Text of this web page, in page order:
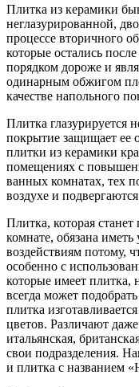
Плитка из керамики
неглазурированной,
процессе вторичного
которые остались
порядком дороже и
одинарным обжигом
качестве напольного
Плитка глазурируется
покрытие защищает ее
плитки из керамики
помещениях с
ванных комнатах, тех
воздухе и
Плитка, которая
комнате, обязана
воздействиям потому,
особенно с
которые имеет плитка,
всегда может
плитка
цветов. Различают
итальянская,
свои подразделения.
и плитка с названием